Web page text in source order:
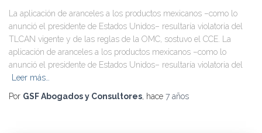
La aplicación de aranceles a los productos mexicanos –como lo
anunció el presidente de Estados Unidos– resultaría violatoria del
TLCAN vigente y de las reglas de la OMC, sostuvo el CCE. La
aplicación de aranceles a los productos mexicanos –como lo
anunció el presidente de Estados Unidos– resultaría violatoria del
Leer más…
Por GSF Abogados y Consultores, hace 7 años